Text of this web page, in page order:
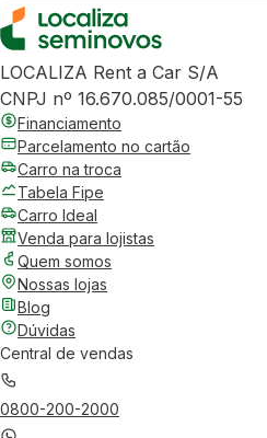
LOCALIZA Rent a Car S/A
CNPJ nº 16.670.085/0001-55
Financiamento
Parcelamento no cartão
Carro na troca
Tabela Fipe
Carro Ideal
Venda para lojistas
Quem somos
Nossas lojas
Blog
Dúvidas
Central de vendas
0800-200-2000